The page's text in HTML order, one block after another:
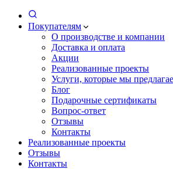
Покупателям
О производстве и компании
Доставка и оплата
Акции
Реализованные проекты
Услуги, которые мы
Блог
Подарочные сертификаты
Вопрос-ответ
Отзывы
Контакты
Реализованные проекты
Отзывы
Контакты